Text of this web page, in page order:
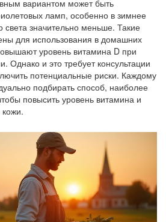
вариантом может быть
ламп, особенно в зимнее
света значительно меньше. Такие
для использования в домашних
уровень витамина D при
Однако и это требует консультации
потенциальные риски. Каждому
подбирать способ, наиболее
повысить уровень витамина и